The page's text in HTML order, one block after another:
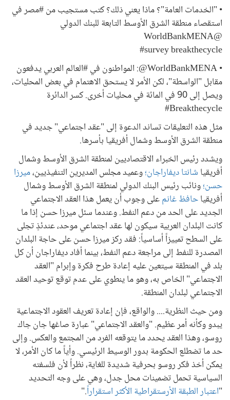
• "الخدمات العامة"؟ ماذا يعني ذلك؟ كتب مستجيب من #مصر في
استقصاء منطقة الشرق الأوسط التابعة للبنك الدولي
@WorldBankMENA
survey breakthecycle#
• WorldBankMENA@: المواطنون في #العالم العربي يدفعون
مقابل "الواسطة"، لكن الأمر لا يستحق الاهتمام في بعض المحليات،
ويصل إلى 90 في المائة في محليات أخرى. كسر الدائرة
Breakthecycle#
مثل هذه التعليقات تساند الدعوة إلى "عقد اجتماعي" جديد في
منطقة الشرق الأوسط وشمال أفريقيا بأسرها.
ويشدد رئيس الخبراء الاقتصاديين لمنطقة الشرق الأوسط وشمال
أفريقيا شانتا ديفاراجان؛وعميد مجلس المديرين التنفيذيين،ميرزا
حسن؛ونائب رئيس البنك الدولي لمنطقة الشرق الأوسط وشمال
أفريقياحافظ غانمعلى وجوب أن يعمل هذا العقد الاجتماعي
الجديد على الحد من دعم النفط. وعندما سئل ميرزا حسن إذا ما
كانت البلدان العربية سيكون لها عقد اجتماعي موحد، عندئذٍ تجلى
على السطح تمييزاً أساسياً: فقد ركز ميرزا حسن على حاجة البلدان
المصدرة للنفط إلى مراجعة دعم النفط، بينما أفاد ديفاراجان أن كل
بلد في المنطقة سيتعين عليه إعادة طرح فكرة وإبرام "العقد
الاجتماعي" الخاص به، وهو ما ينطوي على عدم توقع توحيد العقد
الاجتماعي لبلدان المنطقة.
ومن حيث النظرية.... والواقع، فإن إعادة تعريف العقود الاجتماعية
يبدو وكأنه أمر عظيم. "والعقد الاجتماعي" عبارة صاغها جان جاك
روسو، وهذا العقد يحدد ما يتوقعه الفرد من المجتمع والعكس. وإلى
حد ما تضطلع الحكومة بدور الوسيط الرئيسي. وأياً ما كان الأمر، لا
يمكن أخذ فكر روسو بحرفية شديدة للغاية، نظراً لأن فلسفته
السياسية تحمل تضمينات محل جدل، وهي على وجه التحديد
"اعتبار الطبقة الأرستقراطية الأكثر استقراراً."